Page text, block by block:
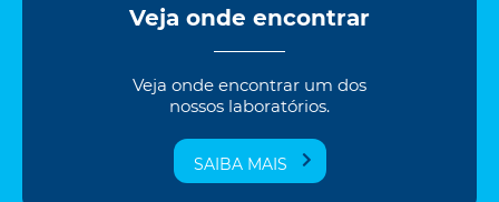
Veja onde encontrar
Veja onde encontrar um dos
nossos laboratórios.
SAIBA MAIS